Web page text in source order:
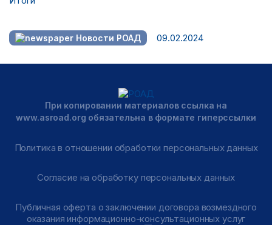
Новости РОАД 09.02.2024
При копировании материалов ссылка на
www.asroad.org обязательна в формате гиперссылки
Политика в отношении обработки персональных данных
Согласие на обработку персональных данных
Публичная оферта о заключении договора возмездного
оказания информационно-консультационных услуг